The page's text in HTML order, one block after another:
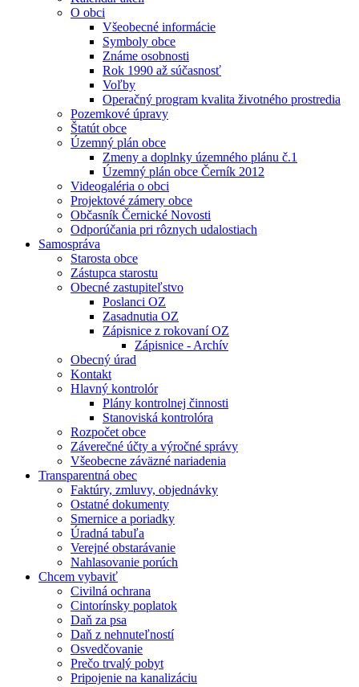
O obci
Všeobecné informácie
Symboly obce
Známe osobnosti
Rok 1990 až súčasnosť
Voľby
Operačný program kvalita životného prostredia
Pozemkové úpravy
Štatút obce
Územný plán obce
Zmeny a doplnky územného plánu č.1
Územný plán obce Černík 2012
Videogaléria o obci
Projektové zámery obce
Občasník Černické Novosti
Odporúčania pri rôznych udalostiach
Samospráva
Starosta obce
Zástupca starostu
Obecné zastupiteľstvo
Poslanci OZ
Zasadnutia OZ
Zápisnice z rokovaní OZ
Zápisnice - Archív
Obecný úrad
Kontakt
Hlavný kontrolór
Plány kontrolnej činnosti
Stanoviská kontrolóra
Rozpočet obce
Záverečné účty a výročné správy
Všeobecne záväzné nariadenia
Transparentná obec
Faktúry, zmluvy, objednávky
Ostatné dokumenty
Smernice a poriadky
Úradná tabuľa
Verejné obstarávanie
Nahlasovanie porúch
Chcem vybaviť
Civilná ochrana
Cintorínsky poplatok
Daň za psa
Daň z nehnuteľností
Osvedčovanie
Prečo trvalý pobyt
Pripojenie na kanalizáciu